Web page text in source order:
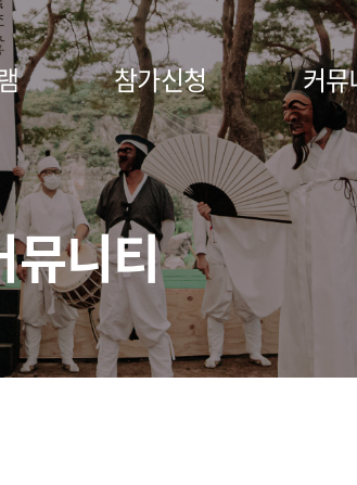
참가신청 커뮤
뮤니티